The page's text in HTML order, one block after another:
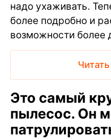
надо ухаживать.
более подробно и
возможности более
Это самый
пылесос. Он